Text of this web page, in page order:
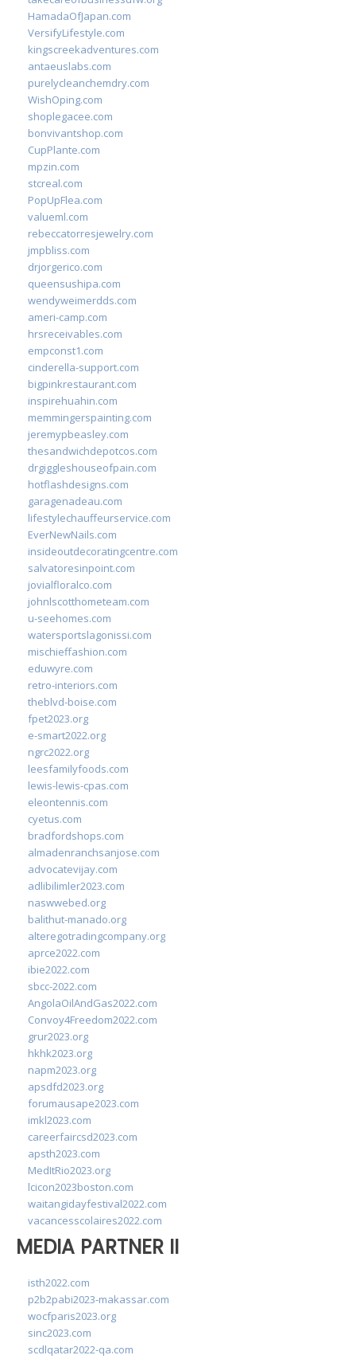
HamadaOfJapan.com
VersifyLifestyle.com
kingscreekadventures.com
antaeuslabs.com
purelycleanchemdry.com
WishOping.com
shoplegacee.com
bonvivantshop.com
CupPlante.com
mpzin.com
stcreal.com
PopUpFlea.com
valueml.com
rebeccatorresjewelry.com
jmpbliss.com
drjorgerico.com
queensushipa.com
wendyweimerdds.com
ameri-camp.com
hrsreceivables.com
empconst1.com
cinderella-support.com
bigpinkrestaurant.com
inspirehuahin.com
memmingerspainting.com
jeremypbeasley.com
thesandwichdepotcos.com
drgiggleshouseofpain.com
hotflashdesigns.com
garagenadeau.com
lifestylechauffeurservice.com
EverNewNails.com
insideoutdecoratingcentre.com
salvatoresinpoint.com
jovialfloralco.com
johnlscotthometeam.com
u-seehomes.com
watersportslagonissi.com
mischieffashion.com
eduwyre.com
retro-interiors.com
theblvd-boise.com
fpet2023.org
e-smart2022.org
ngrc2022.org
leesfamilyfoods.com
lewis-lewis-cpas.com
eleontennis.com
cyetus.com
bradfordshops.com
almadenranchsanjose.com
advocatevijay.com
adlibilimler2023.com
naswwebed.org
balithut-manado.org
alteregotradingcompany.org
aprce2022.com
ibie2022.com
sbcc-2022.com
AngolaOilAndGas2022.com
Convoy4Freedom2022.com
grur2023.org
hkhk2023.org
napm2023.org
apsdfd2023.org
forumausape2023.com
imkl2023.com
careerfaircsd2023.com
apsth2023.com
MedItRio2023.org
lcicon2023boston.com
waitangidayfestival2022.com
vacancesscolaires2022.com
MEDIA PARTNER II
isth2022.com
p2b2pabi2023-makassar.com
wocfparis2023.org
sinc2023.com
scdlqatar2022-qa.com